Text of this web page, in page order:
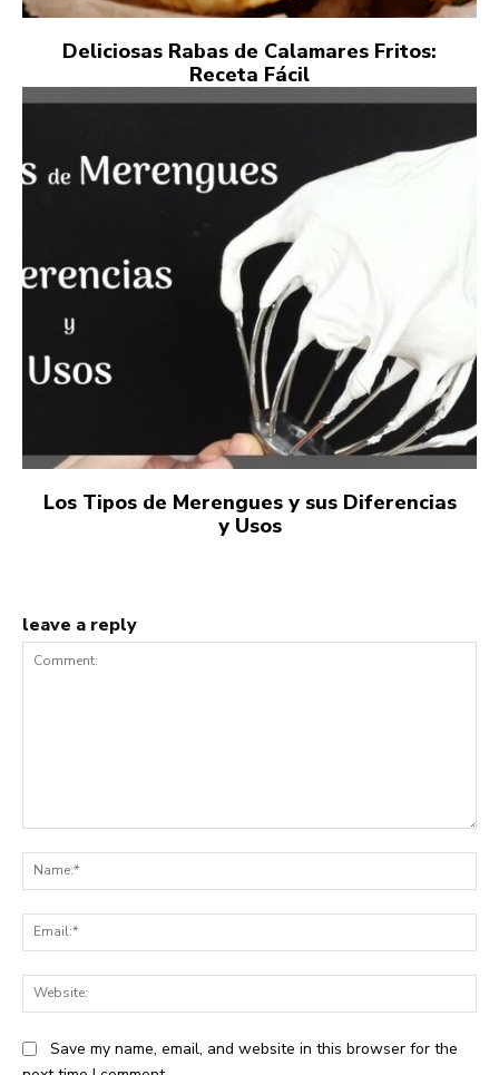
Deliciosas Rabas de Calamares Fritos:
Receta Fácil
Los Tipos de Merengues y sus Diferencias
y Usos
leave a reply
Save my name, email, and website in this browser for the